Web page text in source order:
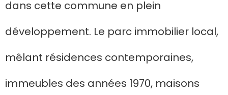
dans cette commune en plein
développement. Le parc immobilier local,
mêlant résidences contemporaines,
immeubles des années 1970, maisons